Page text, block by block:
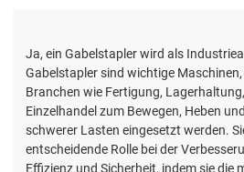
Ja, ein Gabelstapler wird als
Gabelstapler sind wichtige
Branchen wie Fertigung,
Einzelhandel zum Bewegen, Heben
schwerer Lasten eingesetzt werden.
entscheidende Rolle bei der
Effizienz und Sicherheit, indem sie die